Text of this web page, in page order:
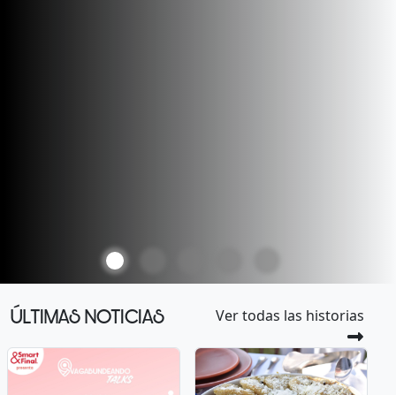
ÚLTIMAS NOTICIAS Ver todas las historias